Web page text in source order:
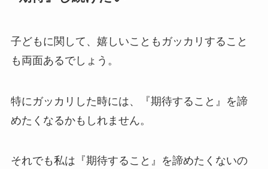
子どもに関して、嬉しいこともガッカリすること
も両面あるでしょう。
特にガッカリした時には、『期待すること』を諦
めたくなるかもしれません。
それでも私は『期待すること』を諦めたくないの